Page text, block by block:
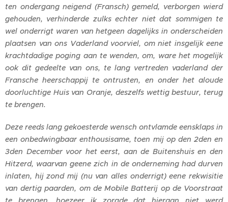
ten ondergang neigend (Fransch) gemeld, verborgen wierd
gehouden, verhinderde zulks echter niet dat sommigen te
wel onderrigt waren van hetgeen dagelijks in onderscheiden
plaatsen van ons Vaderland voorviel, om niet insgelijk eene
krachtdadige poging aan te wenden, om, ware het mogelijk
ook dit gedeelte van ons, te lang vertreden vaderland der
Fransche heerschappij te ontrusten, en onder het aloude
doorluchtige Huis van Oranje, deszelfs wettig bestuur, terug
te brengen.
Deze reeds lang gekoesterde wensch ontvlamde eensklaps in
een onbedwingbaar enthousisame, toen mij op den 2den en
3den December voor het eerst, aan de Buitenshuis en den
Hitzerd, waarvan geene zich in de onderneming had durven
inlaten, hij zond mij (nu van alles onderrigt) eene rekwisitie
van dertig paarden, om de Mobile Batterij op de Voorstraat